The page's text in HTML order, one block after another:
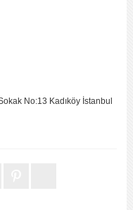
No:13 Kadıköy İstanbul